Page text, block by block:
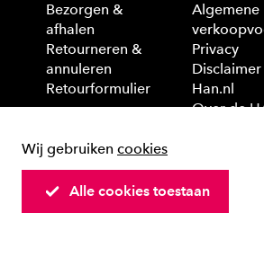
Bezorgen &
afhalen
Retourneren &
annuleren
Retourformulier
Algemene
Privacy
Disclaimer
Han.nl
Over de
Wij gebruiken cookies
Alle cookies toestaan